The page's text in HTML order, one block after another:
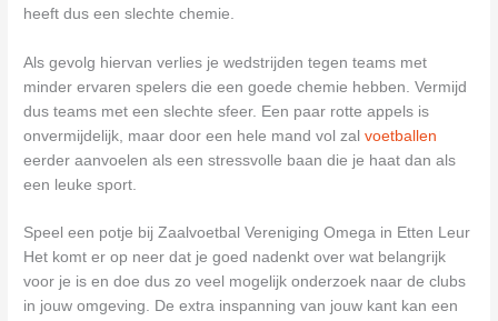
heeft dus een slechte chemie.
Als gevolg hiervan verlies je wedstrijden tegen teams met
minder ervaren spelers die een goede chemie hebben. Vermijd
dus teams met een slechte sfeer. Een paar rotte appels is
onvermijdelijk, maar door een hele mand vol zalvoetballen
eerder aanvoelen als een stressvolle baan die je haat dan als
een leuke sport.
Speel een potje bij Zaalvoetbal Vereniging Omega in Etten Leur
Het komt er op neer dat je goed nadenkt over wat belangrijk
voor je is en doe dus zo veel mogelijk onderzoek naar de clubs
in jouw omgeving. De extra inspanning van jouw kant kan een